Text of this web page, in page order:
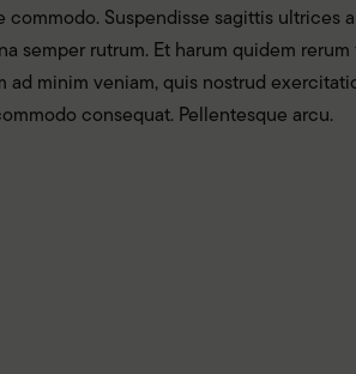
commodo. Suspendisse sagittis ultrices
semper rutrum. Et harum quidem
ad minim veniam, quis nostrud
consequat. Pellentesque arcu.